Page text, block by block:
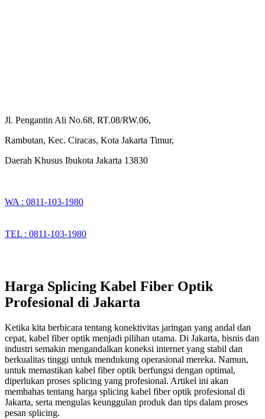
Jl. Pengantin Ali No.68, RT.08/RW.06,
Rambutan, Kec. Ciracas, Kota Jakarta Timur,
Daerah Khusus Ibukota Jakarta 13830
WA : 0811-103-1980
TEL : 0811-103-1980
Harga Splicing Kabel Fiber Optik
Profesional di Jakarta
Ketika kita berbicara tentang konektivitas jaringan yang andal dan
cepat, kabel fiber optik menjadi pilihan utama. Di Jakarta, bisnis dan
industri semakin mengandalkan koneksi internet yang stabil dan
berkualitas tinggi untuk mendukung operasional mereka. Namun,
untuk memastikan kabel fiber optik berfungsi dengan optimal,
diperlukan proses splicing yang profesional. Artikel ini akan
membahas tentang harga splicing kabel fiber optik profesional di
Jakarta, serta mengulas keunggulan produk dan tips dalam proses
pesan splicing.